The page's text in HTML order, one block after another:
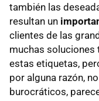
también las
resultan un
clientes de las
muchas soluciones
estas etiquetas,
por alguna razón,
burocráticos,